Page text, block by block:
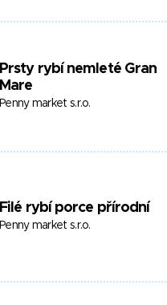
Prsty rybí nemleté Gran
Mare
Penny market s.r.o.
Filé rybí porce přírodní
Penny market s.r.o.